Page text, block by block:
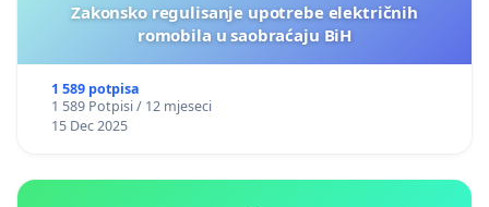
Zakonsko regulisanje upotrebe električnih
romobila u saobraćaju BiH
1 589 potpisa
1 589 Potpisi / 12 mjeseci
15 Dec 2025